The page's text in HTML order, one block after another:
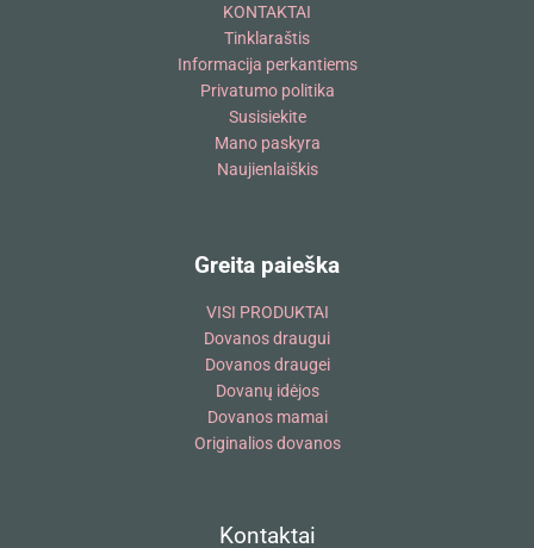
KONTAKTAI
Tinklaraštis
Informacija perkantiems
Privatumo politika
Susisiekite
Mano paskyra
Naujienlaiškis
Greita paieška
VISI PRODUKTAI
Dovanos draugui
Dovanos draugei
Dovanų idėjos
Dovanos mamai
Originalios dovanos
Kontaktai